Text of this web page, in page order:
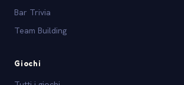
Bar Trivia
Team Building
Giochi